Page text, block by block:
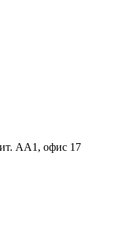
АА1, офис 17